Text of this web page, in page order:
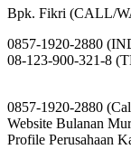
Bpk. Fikri (CALL/
0857-1920-2880
08-123-900-321-8
0857-1920-2880
Website Bulanan
Profile Perusahaan